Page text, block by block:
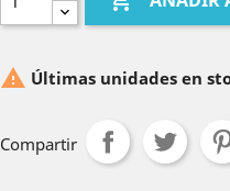
 Últimas unidades en
Compartir